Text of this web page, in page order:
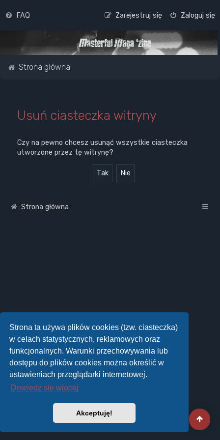
Strona ta używa plików cookies (tzw. ciasteczka)
w celach statystycznych, reklamowych oraz
funkcjonalnych. Warunki przechowywania lub
dostępu do plików cookies można określić w
ustawieniach przeglądarki internetowej.
Dowiedz się więcej
Akceptuję!
FAQ Zaloguj się
Zarejestruj się
Strona główna
Usuń ciasteczka witryny
Czy na pewno chcesz usunąć wszystkie ciasteczka
utworzone przez tę witrynę?
Strona główna